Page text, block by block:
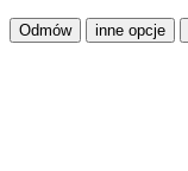
Odmów inne opcje